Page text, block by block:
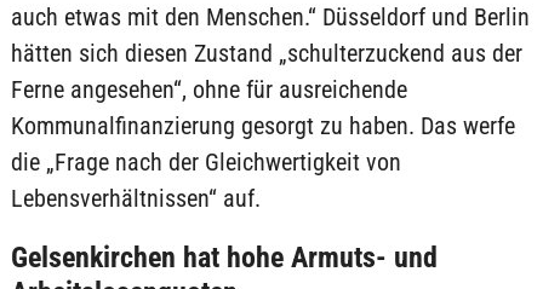
auch etwas mit den Menschen.“ Düsseldorf und Berlin
hätten sich diesen Zustand „schulterzuckend aus der
Ferne angesehen“, ohne für ausreichende
Kommunalfinanzierung gesorgt zu haben. Das werfe
die „Frage nach der Gleichwertigkeit von
Lebensverhältnissen“ auf.
Gelsenkirchen hat hohe Armuts- und